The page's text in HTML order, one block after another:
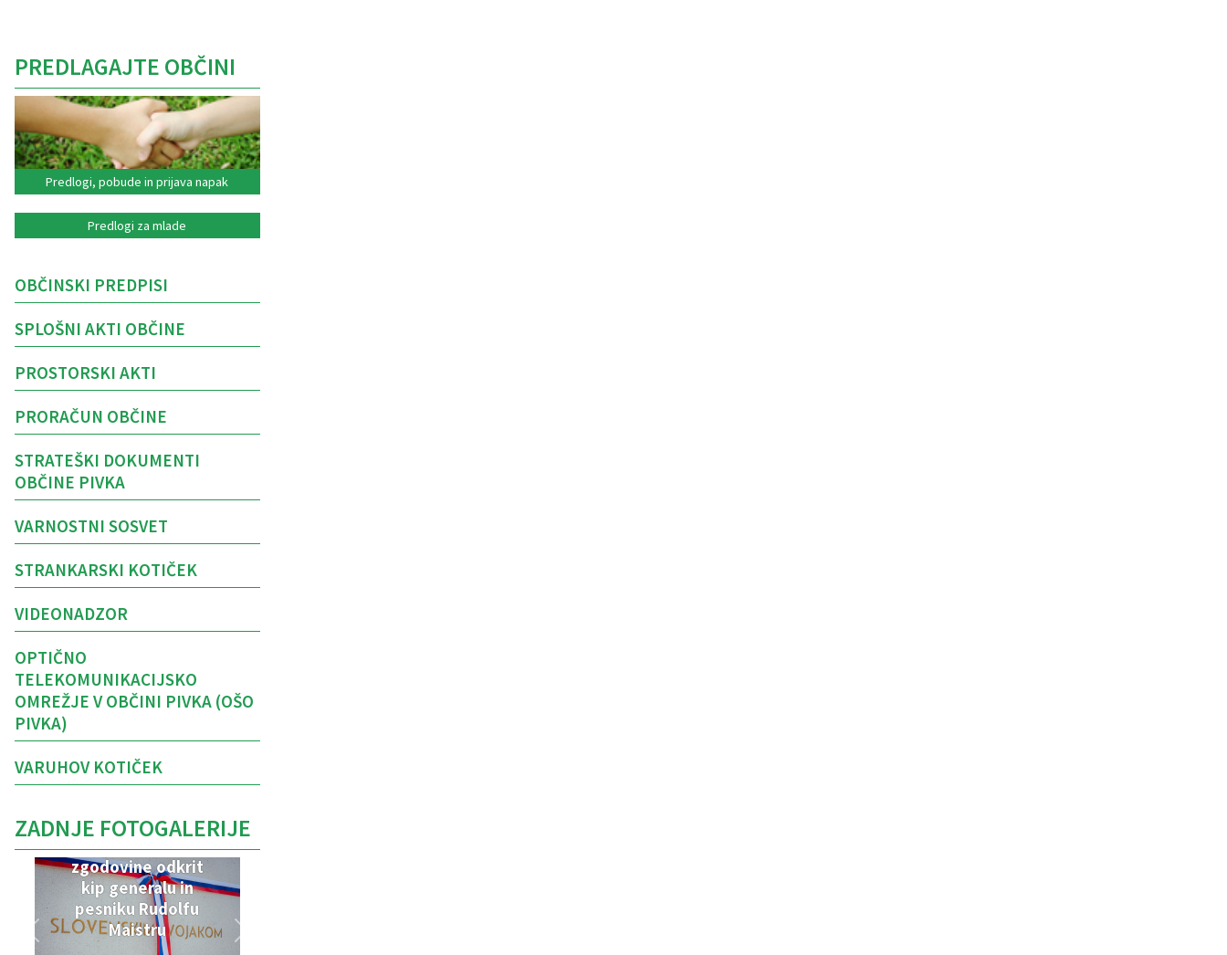
PREDLAGAJTE OBČINI
Predlogi, pobude in prijava napak
Predlogi za mlade
OBČINSKI PREDPISI
SPLOŠNI AKTI OBČINE
PROSTORSKI AKTI
PRORAČUN OBČINE
STRATEŠKI DOKUMENTI
OBČINE PIVKA
VARNOSTNI SOSVET
STRANKARSKI KOTIČEK
VIDEONADZOR
OPTIČNO
TELEKOMUNIKACIJSKO
OMREŽJE V OBČINI PIVKA (OŠO
PIVKA)
VARUHOV KOTIČEK
ZADNJE FOTOGALERIJE
V Parku vojaške
zgodovine odkrit
kip generalu in
pesniku Rudolfu
Maistru